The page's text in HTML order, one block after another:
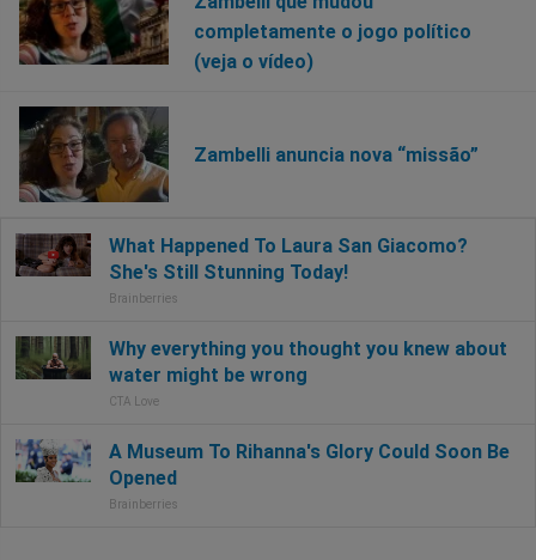
completamente o jogo político
(veja o vídeo)
Zambelli anuncia nova “missão”